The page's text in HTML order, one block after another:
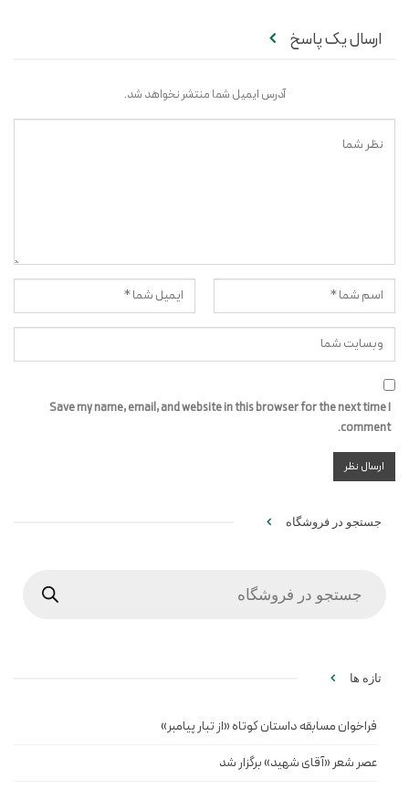
ارسال یک پاسخ
آدرس ایمیل شما منتشر نخواهد شد.
Save my name, email, and website in this browser for the next time I
comment.
جستجو در فروشگاه
تازه ها
فراخوان مسابقه داستان کوتاه «از تبار پیامبر»
عصر شعر «آقای شهید» برگزار شد